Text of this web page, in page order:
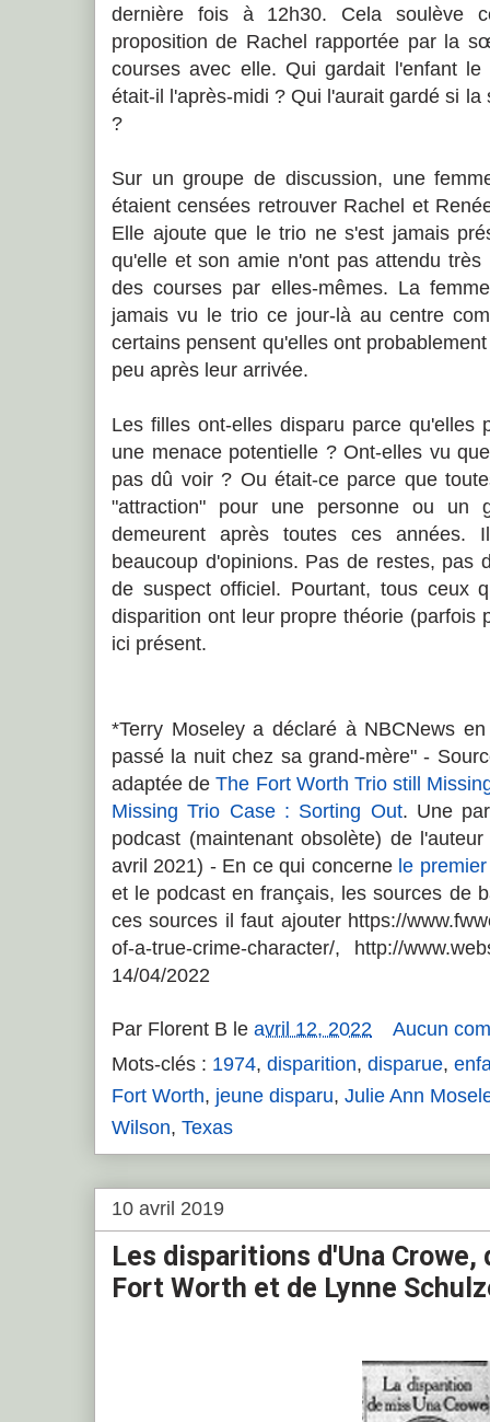
dernière fois à 12h30. Cela soulève
proposition de Rachel rapportée par la
courses avec elle. Qui gardait l'enfant
était-il l'après-midi ? Qui l'aurait gardé si
?
Sur un groupe de discussion, une
étaient censées retrouver Rachel et
Elle ajoute que le trio ne s'est jamais
qu'elle et son amie n'ont pas attendu
des courses par elles-mêmes. La
jamais vu le trio ce jour-là au centre
certains pensent qu'elles ont
peu après leur arrivée.
Les filles ont-elles disparu parce qu'elles
une menace potentielle ? Ont-elles vu
pas dû voir ? Ou était-ce parce que
"attraction" pour une personne ou un
demeurent après toutes ces
beaucoup d'opinions. Pas de restes, pas
de suspect officiel. Pourtant, tous ceux
disparition ont leur propre théorie (parfois
ici présent.
*Terry Moseley a déclaré à NBCNews
passé la nuit chez sa grand-mère" -
adaptée deThe Fort Worth Trio still
Missing Trio Case : Sorting Out. Une
podcast (maintenant obsolète) de
avril 2021) - En ce qui concerne le
et le podcast en français, les sources de
ces sources il faut ajouter https://
of-a-true-crime-character/, http://
14/04/2022
Par Florent B le avril 12, 2022
Aucun
Mots-clés : 1974, disparition, disparue,
Fort Worth, jeune disparu, Julie Ann
Wilson, Texas
10 avril 2019
Les disparitions d'Una Crowe,
Fort Worth et de Lynne